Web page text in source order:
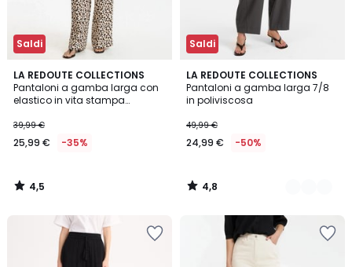
Saldi
LA REDOUTE COLLECTIONS
Pantaloni a gamba larga con
elastico in vita stampa
39,99 €
25,99 € -35%
4,5
/ 5
4,5
/
Saldi
LA REDOUTE COLLECTIONS
Pantaloni a gamba larga 7/8
in poliviscosa
49,99 €
24,99 € -50%
4,8
/ 5
3
Colori
4,8
/